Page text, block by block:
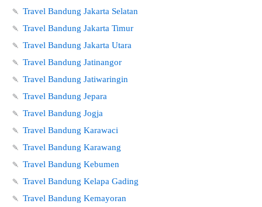
🍡 Travel Bandung Jakarta Selatan
🍡 Travel Bandung Jakarta Timur
🍡 Travel Bandung Jakarta Utara
🍡 Travel Bandung Jatinangor
🍡 Travel Bandung Jatiwaringin
🍡 Travel Bandung Jepara
🍡 Travel Bandung Jogja
🍡 Travel Bandung Karawaci
🍡 Travel Bandung Karawang
🍡 Travel Bandung Kebumen
🍡 Travel Bandung Kelapa Gading
🍡 Travel Bandung Kemayoran